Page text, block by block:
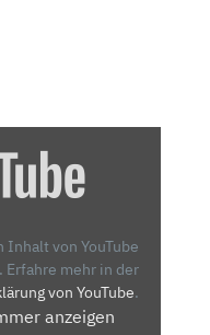
von YouTube
Erfahre mehr in der
von YouTube.
anzeigen